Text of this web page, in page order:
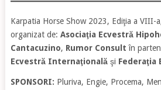
Karpatia Horse Show 2023, Ediţia a VIII-
organizat de: Asociaţia Ecvestră
Cantacuzino, Rumor Consult în
Ecvestră Internaţionalăşi Federaţia
SPONSORI: Pluriva, Engie, Procema,